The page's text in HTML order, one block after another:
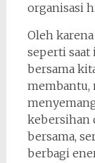
organisasi
Oleh
seperti saat
bersama
membantu,
kebersihan
bersama,
berbagi